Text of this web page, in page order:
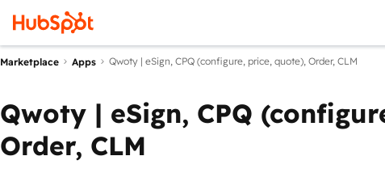
Marketplace Apps Qwoty | eSign, CPQ (configure, price, quote), Order, CLM
Qwoty | eSign, CPQ
Order, CLM